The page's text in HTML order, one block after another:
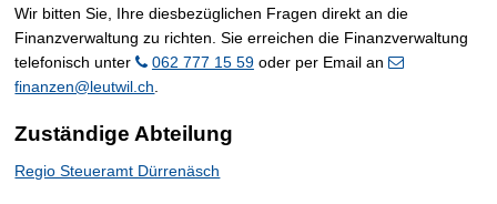
Wir bitten Sie, Ihre diesbezüglichen Fragen direkt an die
Finanzverwaltung zu richten. Sie erreichen die Finanzverwaltung
telefonisch unter
062 777 15 59oder per Email an
finanzen@leutwil.ch
Zuständige Abteilung
Regio Steueramt Dürrenäsch